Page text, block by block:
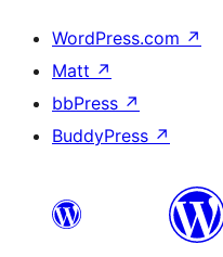
WordPress.com ↗
Matt ↗
bbPress ↗
BuddyPress ↗